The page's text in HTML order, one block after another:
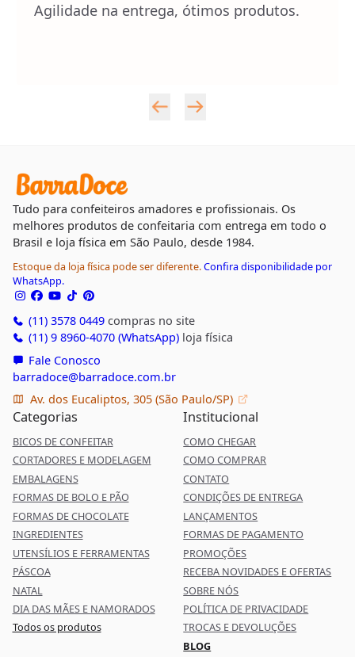
Agilidade na entrega, ótimos produtos.
Tudo para confeiteiros amadores e profissionais. Os
melhores produtos de confeitaria com entrega em todo o
Brasil e loja física em São Paulo, desde 1984.
Estoque da loja física pode ser diferente.Confira disponibilidade por
WhatsApp.
(11) 3578 0449compras no site
(11) 9 8960-4070 (WhatsApp)loja física
Fale Conosco
barradoce@barradoce.com.br
Av. dos Eucaliptos, 305 (São Paulo/SP)
Categorias
BICOS DE CONFEITAR
CORTADORES E MODELAGEM
EMBALAGENS
FORMAS DE BOLO E PÃO
FORMAS DE CHOCOLATE
INGREDIENTES
UTENSÍLIOS E FERRAMENTAS
PÁSCOA
NATAL
DIA DAS MÃES E NAMORADOS
Todos os produtos
Institucional
COMO CHEGAR
COMO COMPRAR
CONTATO
CONDIÇÕES DE ENTREGA
LANÇAMENTOS
FORMAS DE PAGAMENTO
PROMOÇÕES
RECEBA NOVIDADES E OFERTAS
SOBRE NÓS
POLÍTICA DE PRIVACIDADE
TROCAS E DEVOLUÇÕES
BLOG